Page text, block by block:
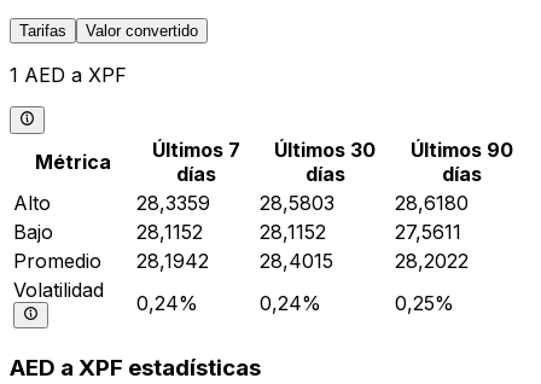
Tarifas Valor convertido
1 AED a XPF
Métrica
Últimos 7
días
Últimos 30
días
Últimos 90
días
Alto
28,3359 28,5803
28,6180
Bajo
28,1152 28,1152
27,5611
Promedio
28,1942 28,4015
28,2022
Volatilidad
0,24% 0,24% 0,25%
AED a XPF estadísticas